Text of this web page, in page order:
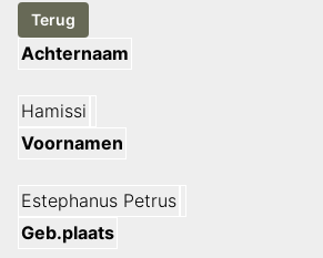
Achternaam
Hamissi
Voornamen
Estephanus Petrus
Geb.plaats